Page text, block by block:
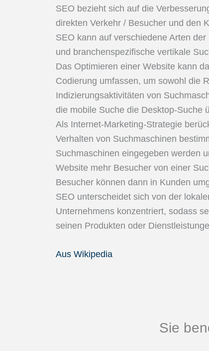
SEO bezieht sich auf die
direkten Verkehr / Besucher und den
SEO kann auf verschiedene Arten
und branchenspezifische vertikale
Das Optimieren einer Website kann
Codierung umfassen, um sowohl die
Indizierungsaktivitäten von
die mobile Suche die Desktop-Suche
Als Internet-Marketing-Strategie
Verhalten von Suchmaschinen
Suchmaschinen eingegeben werden
Website mehr Besucher von einer
Besucher können dann in Kunden
SEO unterscheidet sich von der
Unternehmens konzentriert, sodass
seinen Produkten oder
Aus Wikipedia
Sie